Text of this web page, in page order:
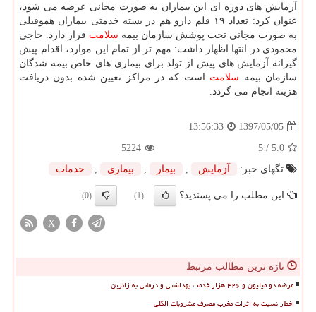
آزمایش های دوره ای این بیماران به صورت مجانی عرضه می شود،
عنوان كرد: تعداد ۱۹ قلم دارو هم در بسته خدمتی بیماران هموفیلی
به صورت مجانی تحت پوشش سازمان بیمه سلامت قرار دارد. حاجی
محمودی در انتها اظهار داشت: مهم تر از تمام این موارد، اقدام پیش
گیرانه آزمایش های پیش از تولد برای بیماری های خاص بیمه شدگان
سازمان بیمه سلامت است كه در مراكز تعیین شده بدون دریافت
هزینه انجام می گردد.
1397/05/05
13:56:33
5.0
/ 5
5224
تگهای خبر:
آزمایش , بیمار , بیماری , خدمات
این مطلب را می پسندید؟ (1)
(0)
X
تازه ترین مطالب مرتبط
عرضه دو میلیون و ۴۲۶ هزار خدمت بهداشتی و درمانی به زائرین
اخطار نسبت به اثرات مخرب مصرف مشروبات الکلی